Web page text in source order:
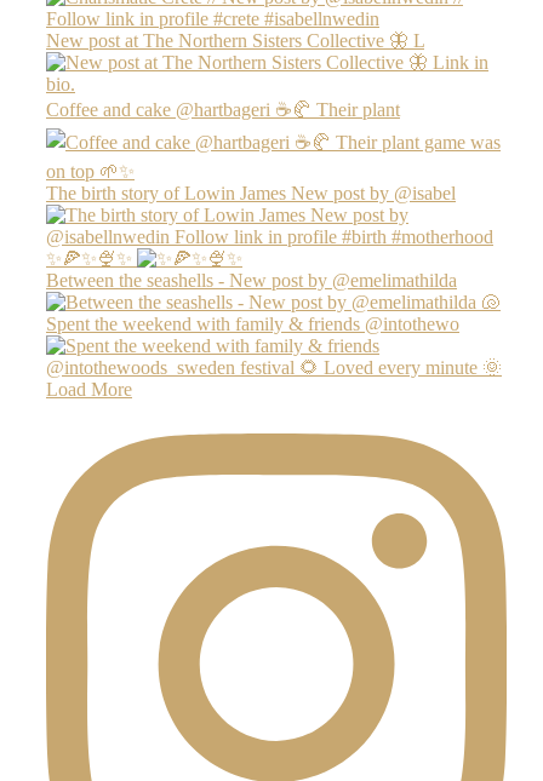
New post at The Northern Sisters Collective 🦋 L
Coffee and cake @hartbageri ☕️🥐 Their plant
The birth story of Lowin James New post by @isabel
✨🍕✨🍨✨
Between the seashells - New post by @emelimathilda
Spent the weekend with family & friends @intothewo
Load More